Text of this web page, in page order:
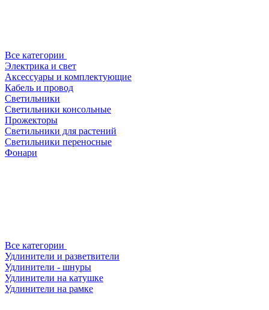
Все категории
Электрика и свет
Аксессуары и комплектующие
Кабель и провод
Светильники
Светильники консольные
Прожекторы
Светильники для растений
Светильники переносные
Фонари
Все категории
Удлинители и разветвители
Удлинители - шнуры
Удлинители на катушке
Удлинители на рамке